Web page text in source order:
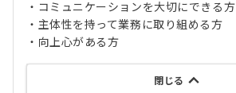
・コミュニケーションを大切にできる方
・主体性を持って業務に取り組める方
・向上心がある方
閉じる